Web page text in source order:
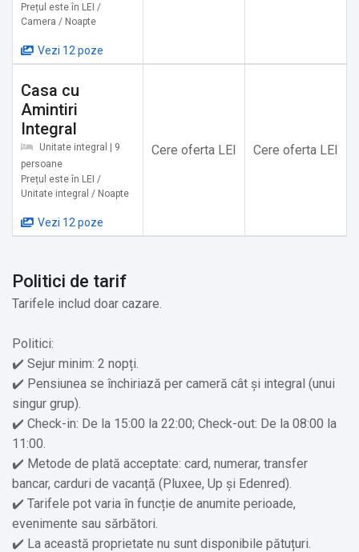
Alte servicii oferite contra cost:
✔️ Servicii de spălătorie (Cost suplimentar)
✔️ Mâncăruri și băuturi (Cost suplimentar)
✔️ Serviciu de menaj (Cost suplimentar)
✔️ Închiriere mașină (Cost suplimentar)
✔️ Ghid turistic (Cost suplimentar)
✔️ Închiriere ATV și Buggy (Cost suplimentar)
✔️ Echitație (Cost suplimentar) În afara locației
✔️ Plimbări cu trăsură / sanie trasă de cal (Cost
suplimentar)
Prețul este în LEI /
Camera / Noapte
Vezi 12 poze
Casa cu
Amintiri
Integral
Unitate integral | 9
persoane
Prețul este în LEI /
Unitate integral / Noapte
Vezi 12 poze
Cere oferta LEI Cere oferta LEI
Politici de tarif
Tarifele includ doar cazare.
Politici:
✔️ Sejur minim: 2 nopți.
✔️ Pensiunea se închiriază per cameră cât și integral (unui
singur grup).
✔️ Check-in: De la 15:00 la 22:00; Check-out: De la 08:00 la
11:00.
✔️ Metode de plată acceptate: card, numerar, transfer
bancar, carduri de vacanță (Pluxee, Up și Edenred).
✔️ Tarifele pot varia în funcție de anumite perioade,
evenimente sau sărbători.
✔️ La această proprietate nu sunt disponibile pătuțuri.